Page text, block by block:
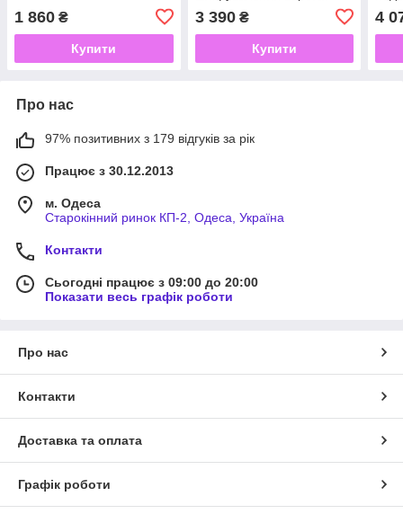
1 860 ₴
Купити
(8000 обертів на хвилину,
вакуум самогенерації)
GISON GP-925
3 390₴
Купити
4
Про нас
97% позитивних з 179 відгуків за рік
Працює з 30.12.2013
м. Одеса
Старокінний ринок КП-2, Одеса, Україна
Контакти
Сьогодні працює з 09:00 до 20:00
Показати весь графік роботи
Про нас
Контакти
Доставка та оплата
Графік роботи